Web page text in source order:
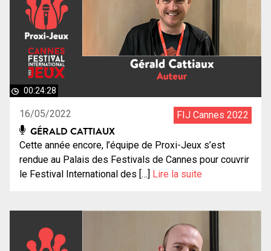
00:24:28
16/05/2022 FIJ Cannes 2022
GÉRALD CATTIAUX
Cette année encore, l’équipe de Proxi-Jeux s’est
rendue au Palais des Festivals de Cannes pour couvrir
le Festival International des […]
Lire la suite